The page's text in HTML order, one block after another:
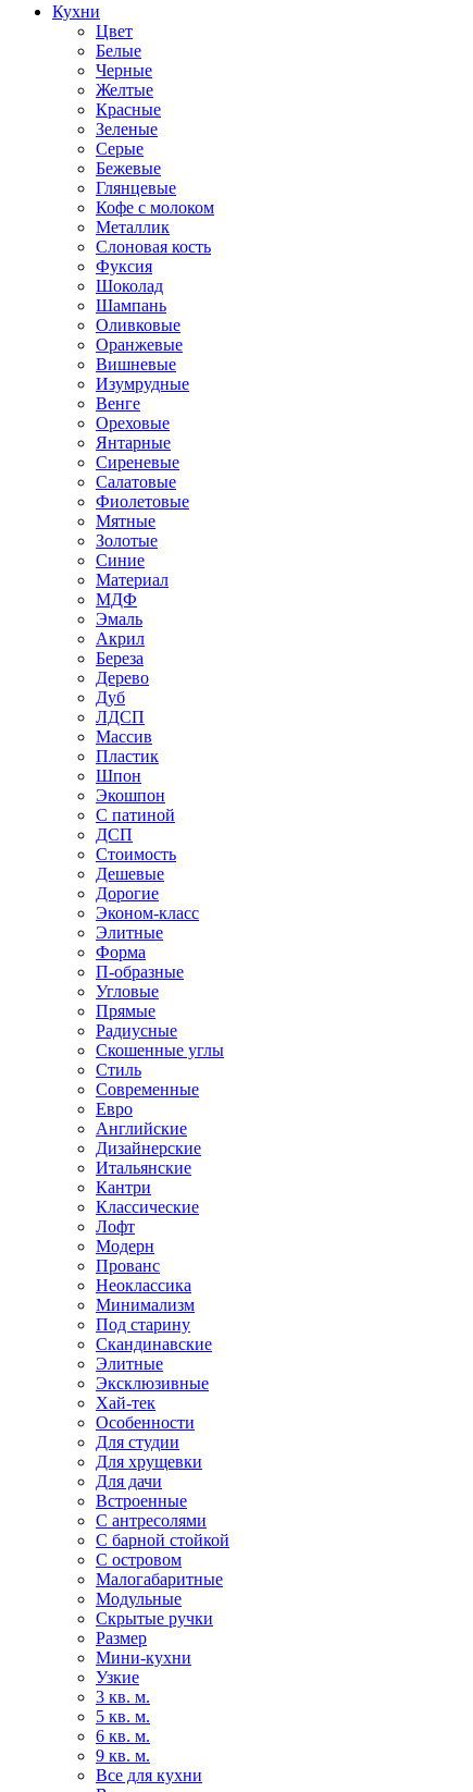
Кухни
Цвет
Белые
Черные
Желтые
Красные
Зеленые
Серые
Бежевые
Глянцевые
Кофе с молоком
Металлик
Слоновая кость
Фуксия
Шоколад
Шампань
Оливковые
Оранжевые
Вишневые
Изумрудные
Венге
Ореховые
Янтарные
Сиреневые
Салатовые
Фиолетовые
Мятные
Золотые
Синие
Материал
МДФ
Эмаль
Акрил
Береза
Дерево
Дуб
ЛДСП
Массив
Пластик
Шпон
Экошпон
С патиной
ДСП
Стоимость
Дешевые
Дорогие
Эконом-класс
Элитные
Форма
П-образные
Угловые
Прямые
Радиусные
Скошенные углы
Стиль
Современные
Евро
Английские
Дизайнерские
Итальянские
Кантри
Классические
Лофт
Модерн
Прованс
Неоклассика
Минимализм
Под старину
Скандинавские
Элитные
Эксклюзивные
Хай-тек
Особенности
Для студии
Для хрущевки
Для дачи
Встроенные
С антресолями
С барной стойкой
С островом
Малогабаритные
Модульные
Скрытые ручки
Размер
Мини-кухни
Узкие
3 кв. м.
5 кв. м.
6 кв. м.
9 кв. м.
Все для кухни